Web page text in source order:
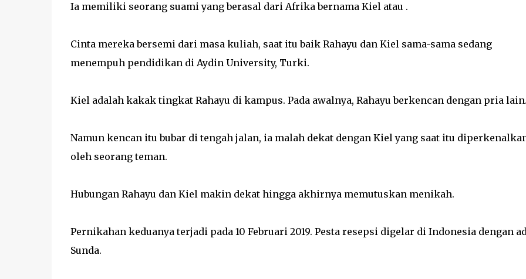
Ia memiliki seorang suami yang berasal dari Afrika bernama Kiel atau .
Cinta mereka bersemi dari masa kuliah, saat itu baik Rahayu dan Kiel sama-sama sedang
menempuh pendidikan di Aydin University, Turki.
Kiel adalah kakak tingkat Rahayu di kampus. Pada awalnya, Rahayu berkencan dengan pria
Namun kencan itu bubar di tengah jalan, ia malah dekat dengan Kiel yang saat itu
oleh seorang teman.
Hubungan Rahayu dan Kiel makin dekat hingga akhirnya memutuskan menikah.
Pernikahan keduanya terjadi pada 10 Februari 2019. Pesta resepsi digelar di Indonesia dengan
Sunda.